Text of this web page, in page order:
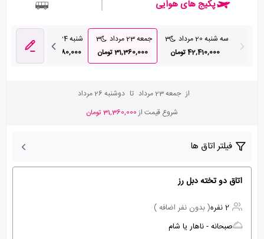
پکیج های هوایی
سه شنبه 20 مرداد
3
42,410,000 تومان
جمعه 23 مرداد
3
31,360,000 تومان
شنبه 24 مرداد
3
33,580,000 تومان
از جمعه 23 مرداد تا دوشنبه 26 مرداد
شروع قیمت از31,360,000 تومان
فیلتر اتاق ها
اتاق دو تخته دبل رز
2 نفره
( بدون نفر اضافه )
صبحانه - ناهار یا شام